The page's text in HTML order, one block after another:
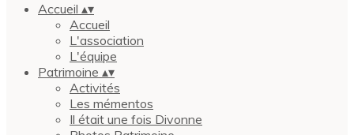
Accueil ▴▾
Accueil
L'association
L'équipe
Patrimoine ▴▾
Activités
Les mémentos
Il était une fois Divonne